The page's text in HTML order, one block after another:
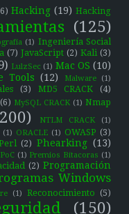
Hacking (19) Hacking
(125)
(1) Ingeniería Social
(7) JavaScript (2) Kali (3)
LulzSec (1) Mac OS (10)
Tools (12) Malware (1)
(3) MD5 CRACK (4)
(6) MySQL CRACK (1) Nmap
NTLM CRACK (1)
(1) ORACLE (1) OWASP (3)
(2) Phearking (13)
PoC (1) Premios Bitacoras (1)
(2) Programación
Windows
(1) Reconocimiento (5)
(150)